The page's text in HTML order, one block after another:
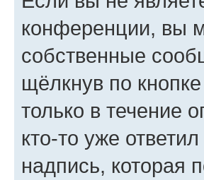
конференции, вы
собственные
щёлкнув по кнопке
только в течение
кто-то уже
надпись, которая